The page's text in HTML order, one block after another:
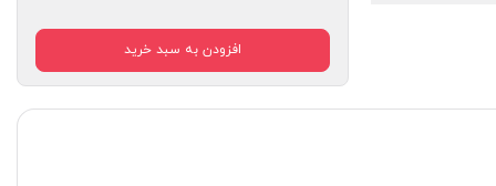
افزودن به سبد خرید